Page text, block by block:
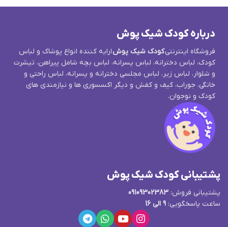
درباره کودک شیک پوش
فروشگاه اینترنتیکودک شیک پوشارایه کننده انواع پوشاک و لباس
کودک، لباس دخترانه، لباس پسرانه، لباس بچه شامل پیراهن، تیشرت
و شلوار، لباس زیر، لباس مجلسی دخترانه و پسرانه، لباس راحتی و
خانگی، جوراب، کیف و کفش و دیگر اکسسوری ها و نیازمندی های
کودک و نوجوان.
پشتیبانی کودک شیک پوش
پشتیبانی فروش: 09109302383
ساعت پاسخگویی: 9 الی 16